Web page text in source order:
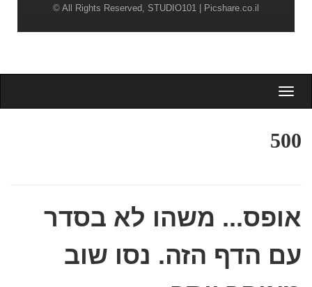
© All Rights Reserved, STUDIO101 | Picshare.co.il
500
אופס... משהו לא בסדר
עם הדף הזה. נסו שוב